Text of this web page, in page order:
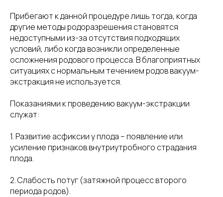
Прибегают к данной процедуре лишь тогда, когда
другие методы родоразрешения становятся
недоступными из-за отсутствия подходящих
условий, либо когда возникли определенные
осложнения родового процесса. В благоприятных
ситуациях с нормальным течением родов вакуум-
экстракция не используется.
Показаниями к проведению вакуум-экстракции
служат:
1. Развитие асфиксии у плода – появление или
усиление признаков внутриутробного страдания
плода.
2. Слабость потуг (затяжной процесс второго
периода родов).